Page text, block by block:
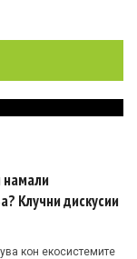
намали
Клучни дискусии
кон екосистемите